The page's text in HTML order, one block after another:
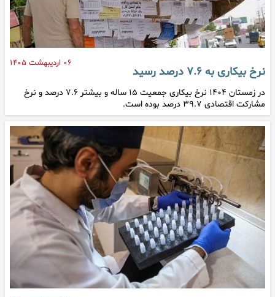
۰۶ اردیبهشت ۱۴۰۵
نرخ بیکاری به ۷.۶ درصد رسید
در زمستان ۱۴۰۴ نرخ بیکاری جمعیت ۱۵ ساله و بیشتر ۷.۶ درصد و نرخ
مشارکت اقتصادی ۳۹.۷ درصد بوده است.